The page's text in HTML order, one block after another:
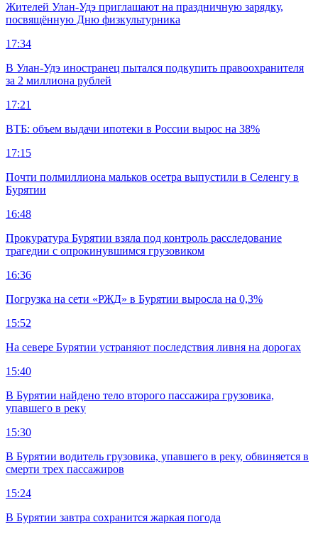
Жителей Улан-Удэ приглашают на праздничную зарядку,
посвящённую Дню физкультурника
17:34
В Улан-Удэ иностранец пытался подкупить правоохранителя
за 2 миллиона рублей
17:21
ВТБ: объем выдачи ипотеки в России вырос на 38%
17:15
Почти полмиллиона мальков осетра выпустили в Селенгу в
Бурятии
16:48
Прокуратура Бурятии взяла под контроль расследование
трагедии с опрокинувшимся грузовиком
16:36
Погрузка на сети «РЖД» в Бурятии выросла на 0,3%
15:52
На севере Бурятии устраняют последствия ливня на дорогах
15:40
В Бурятии найдено тело второго пассажира грузовика,
упавшего в реку
15:30
В Бурятии водитель грузовика, упавшего в реку, обвиняется в
смерти трех пассажиров
15:24
В Бурятии завтра сохранится жаркая погода